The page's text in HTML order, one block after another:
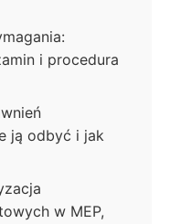
i procedura
ją odbyć i jak
w MEP,